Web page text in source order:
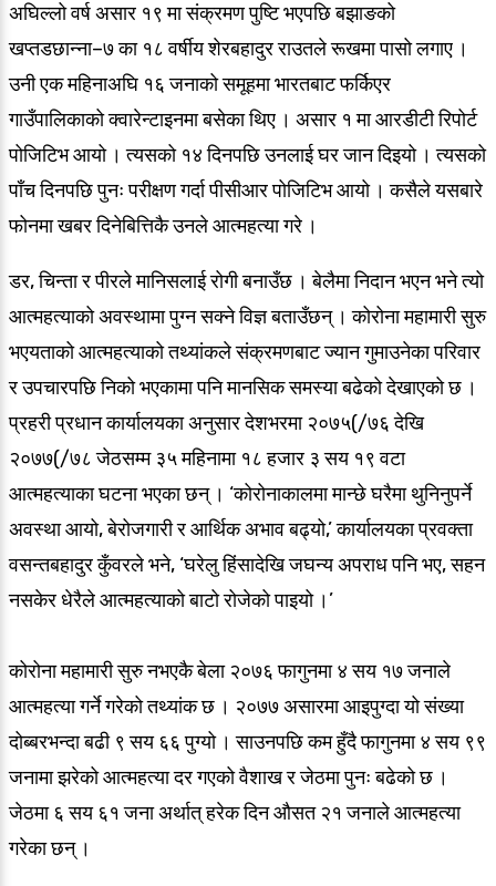
अघिल्लो वर्ष असार १९ मा संक्रमण पुष्टि भएपछि बझाङको
खप्तडछान्ना–७ का १८ वर्षीय शेरबहादुर राउतले रूखमा पासो लगाए ।
उनी एक महिनाअघि १६ जनाको समूहमा भारतबाट फर्किएर
गाउँपालिकाको क्वारेन्टाइनमा बसेका थिए । असार १ मा आरडीटी रिपोर्ट
पोजिटिभ आयो । त्यसको १४ दिनपछि उनलाई घर जान दिइयो । त्यसको
पाँच दिनपछि पुनः परीक्षण गर्दा पीसीआर पोजिटिभ आयो । कसैले यसबारे
फोनमा खबर दिनेबित्तिकै उनले आत्महत्या गरे ।
डर, चिन्ता र पीरले मानिसलाई रोगी बनाउँछ । बेलैमा निदान भएन भने त्यो
आत्महत्याको अवस्थामा पुग्न सक्ने विज्ञ बताउँछन् । कोरोना महामारी सुरु
भएयताको आत्महत्याको तथ्यांकले संक्रमणबाट ज्यान गुमाउनेका परिवार
र उपचारपछि निको भएकामा पनि मानसिक समस्या बढेको देखाएको छ ।
प्रहरी प्रधान कार्यालयका अनुसार देशभरमा २०७५(/७६ देखि
२०७७(/७८ जेठसम्म ३५ महिनामा १८ हजार ३ सय १९ वटा
आत्महत्याका घटना भएका छन् । ‘कोरोनाकालमा मान्छे घरैमा थुनिनुपर्ने
अवस्था आयो, बेरोजगारी र आर्थिक अभाव बढ्यो,’ कार्यालयका प्रवक्ता
वसन्तबहादुर कुँवरले भने, ‘घरेलु हिंसादेखि जघन्य अपराध पनि भए, सहन
नसकेर धेरैले आत्महत्याको बाटो रोजेको पाइयो ।’
कोरोना महामारी सुरु नभएकै बेला २०७६ फागुनमा ४ सय १७ जनाले
आत्महत्या गर्ने गरेको तथ्यांक छ । २०७७ असारमा आइपुग्दा यो संख्या
दोब्बरभन्दा बढी ९ सय ६६ पुग्यो । साउनपछि कम हुँदै फागुनमा ४ सय ९९
जनामा झरेको आत्महत्या दर गएको वैशाख र जेठमा पुनः बढेको छ ।
जेठमा ६ सय ६१ जना अर्थात् हरेक दिन औसत २१ जनाले आत्महत्या
गरेका छन् ।